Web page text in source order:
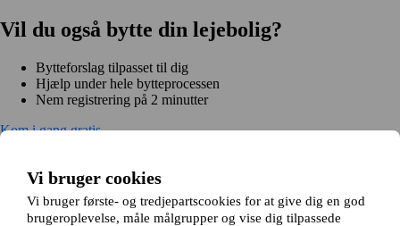
Vi bruger cookies
Vi bruger første- og tredjepartscookies for at give dig en god
brugeroplevelse, måle målgrupper og vise dig tilpassede
Vil du også bytte din lejebolig?
Bytteforslag tilpasset til dig
Hjælp under hele bytteprocessen
Nem registrering på 2 minutter
Kom i gang gratis
Læs mere
Nyheder og tips
Om Hjembytte.dk